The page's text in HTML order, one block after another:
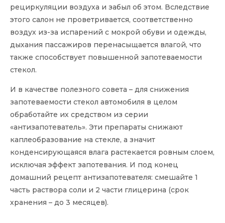
рециркуляции воздуха и забыл об этом. Вследствие
этого салон не проветривается, соответственно
воздух из-за испарений с мокрой обуви и одежды,
дыхания пассажиров перенасыщается влагой, что
также способствует повышенной запотеваемости
стекол.
И в качестве полезного совета – для снижения
запотеваемости стекол автомобиля в целом
обработайте их средством из серии
«антизапотеватель». Эти препараты снижают
каплеобразование на стекле, а значит
конденсирующаяся влага растекается ровным слоем,
исключая эффект запотевания. И под конец
домашний рецепт антизапотевателя: смешайте 1
часть раствора соли и 2 части глицерина (срок
хранения – до 3 месяцев).